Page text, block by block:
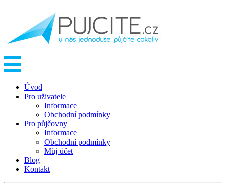
Úvod
Pro uživatele
Informace
Obchodní podmínky
Pro půjčovny
Informace
Obchodní podmínky
Můj účet
Blog
Kontakt